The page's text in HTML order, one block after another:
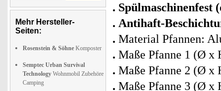
Mehr Hersteller-
Seiten:
Rosenstein & Söhne Komposter
Semptec Urban Survival
Technology Wohnmobil Zubehöre
Camping
Spülmaschinenfest
Antihaft-
Material Pfannen:
Maße Pfanne 1 (Ø x
Maße Pfanne 2 (Ø x
Maße Pfanne 3 (Ø x